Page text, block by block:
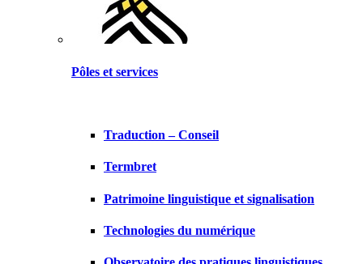
Pôles et services
Traduction – Conseil
Termbret
Patrimoine linguistique et signalisation
Technologies du numérique